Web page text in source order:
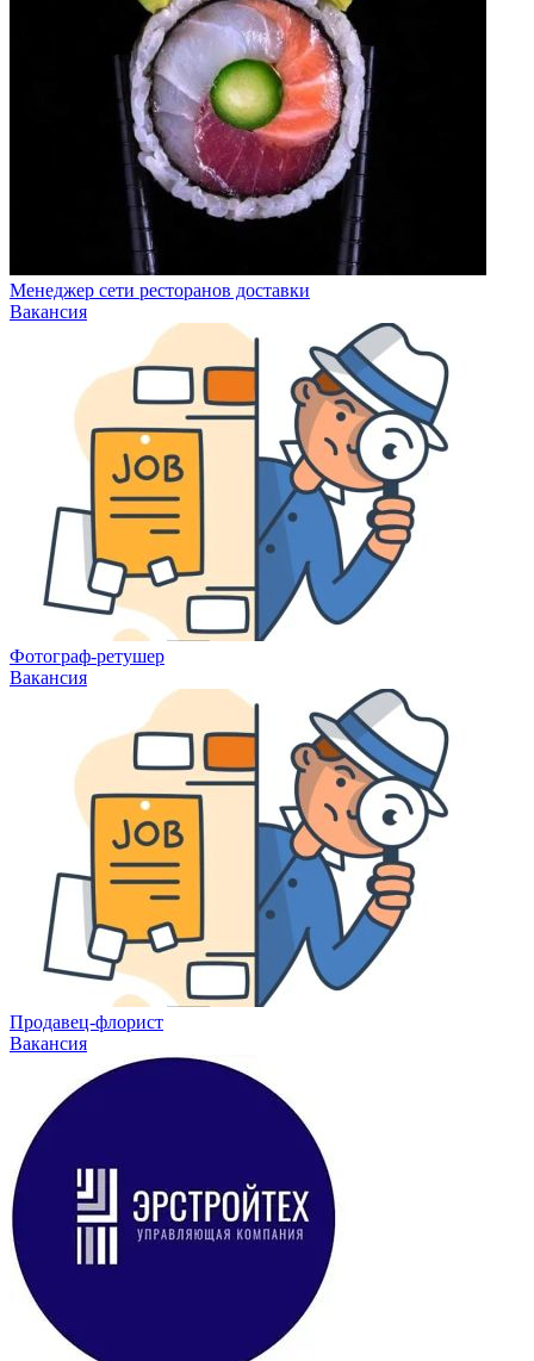
Менеджер сети ресторанов доставки
Вакансия
Фотограф-ретушер
Вакансия
Продавец-флорист
Вакансия